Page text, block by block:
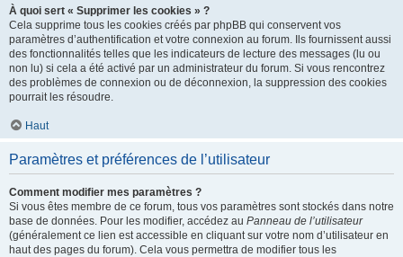
À quoi sert « Supprimer les cookies » ?
Cela supprime tous les cookies créés par phpBB qui conservent vos
paramètres d’authentification et votre connexion au forum. Ils fournissent aussi
des fonctionnalités telles que les indicateurs de lecture des messages (lu ou
non lu) si cela a été activé par un administrateur du forum. Si vous rencontrez
des problèmes de connexion ou de déconnexion, la suppression des cookies
pourrait les résoudre.
Haut
Paramètres et préférences de l’utilisateur
Comment modifier mes paramètres ?
Si vous êtes membre de ce forum, tous vos paramètres sont stockés dans notre
base de données. Pour les modifier, accédez au Panneau de l’utilisateur
(généralement ce lien est accessible en cliquant sur votre nom d’utilisateur en
haut des pages du forum). Cela vous permettra de modifier tous les